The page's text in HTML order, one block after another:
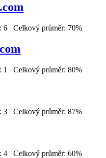
6 Celkový průměr: 70%
1 Celkový průměr: 80%
3 Celkový průměr: 87%
4 Celkový průměr: 60%